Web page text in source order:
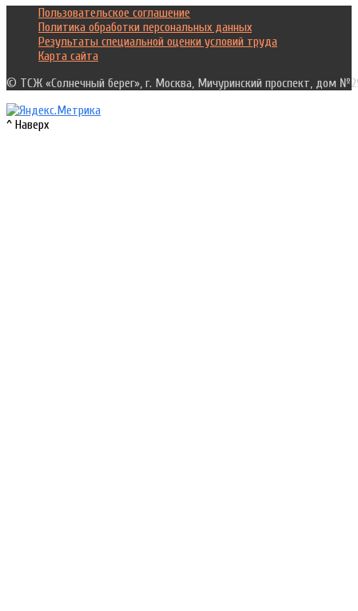
Пользовательское соглашение
Политика обработки персональных данных
Результаты специальной оценки условий труда
Карта сайта
© ТСЖ «Солнечный берег», г. Москва, Мичуринский проспект, дом
^ Наверх